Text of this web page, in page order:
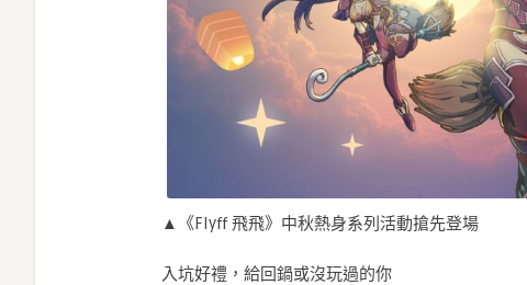
▲《Flyff 飛飛》中秋熱身系列活動搶先登場
入坑好禮，給回鍋或沒玩過的你